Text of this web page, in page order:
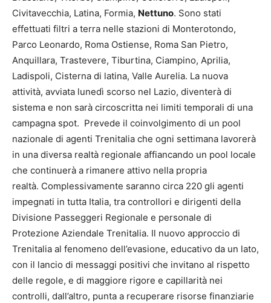
Civitavecchia, Latina, Formia, Nettuno. Sono stati
effettuati filtri a terra nelle stazioni di Monterotondo,
Parco Leonardo, Roma Ostiense, Roma San Pietro,
Anquillara, Trastevere, Tiburtina, Ciampino, Aprilia,
Ladispoli, Cisterna di latina, Valle Aurelia. La nuova
attività, avviata lunedì scorso nel Lazio, diventerà di
sistema e non sarà circoscritta nei limiti temporali di una
campagna spot. Prevede il coinvolgimento di un pool
nazionale di agenti Trenitalia che ogni settimana lavorerà
in una diversa realtà regionale affiancando un pool locale
che continuerà a rimanere attivo nella propria
realtà. Complessivamente saranno circa 220 gli agenti
impegnati in tutta Italia, tra controllori e dirigenti della
Divisione Passeggeri Regionale e personale di
Protezione Aziendale Trenitalia. Il nuovo approccio di
Trenitalia al fenomeno dell’evasione, educativo da un lato,
con il lancio di messaggi positivi che invitano al rispetto
delle regole, e di maggiore rigore e capillarità nei
controlli, dall’altro, punta a recuperare risorse finanziarie